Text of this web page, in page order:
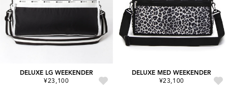
DELUXE LG WEEKENDER
¥23,100
DELUXE MED WEEKENDER
¥23,100